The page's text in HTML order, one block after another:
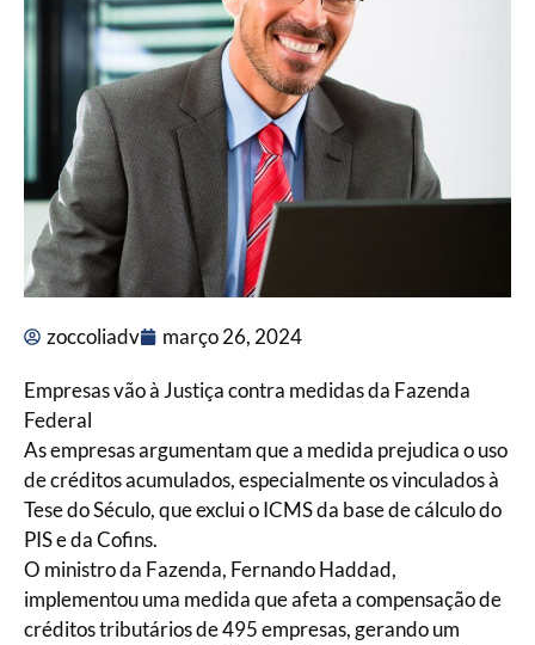
zoccoliadv março 26, 2024
Empresas vão à Justiça contra medidas da Fazenda
Federal
As empresas argumentam que a medida prejudica o uso
de créditos acumulados, especialmente os vinculados à
Tese do Século, que exclui o ICMS da base de cálculo do
PIS e da Cofins.
O ministro da Fazenda, Fernando Haddad,
implementou uma medida que afeta a compensação de
créditos tributários de 495 empresas, gerando um